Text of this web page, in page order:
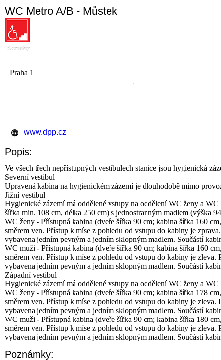
WC Metro A/B - Můstek
Kontakty
Praha 1
www.dpp.cz
Popis:
Ve všech třech nepřístupných vestibulech stanice jsou hygienická
Severní vestibul
Upravená kabina na hygienickém zázemí je dlouhodobě mimo
Jižní vestibul
Hygienické zázemí má oddělené vstupy na oddělení WC ženy a
šířka min. 108 cm, délka 250 cm) s jednostranným madlem (výška
WC ženy - Přístupná kabina (dveře šířka 90 cm; kabina šířka 160
směrem ven. Přístup k míse z pohledu od vstupu do kabiny je
vybavena jedním pevným a jedním sklopným madlem. Součástí
WC muži - Přístupná kabina (dveře šířka 90 cm; kabina šířka 160
směrem ven. Přístup k míse z pohledu od vstupu do kabiny je
vybavena jedním pevným a jedním sklopným madlem. Součástí
Západní vestibul
Hygienické zázemí má oddělené vstupy na oddělení WC ženy a
WC ženy - Přístupná kabina (dveře šířka 90 cm; kabina šířka 178
směrem ven. Přístup k míse z pohledu od vstupu do kabiny je
vybavena jedním pevným a jedním sklopným madlem. Součástí
WC muži - Přístupná kabina (dveře šířka 90 cm; kabina šířka 180
směrem ven. Přístup k míse z pohledu od vstupu do kabiny je
vybavena jedním pevným a jedním sklopným madlem. Součástí
Poznámky: